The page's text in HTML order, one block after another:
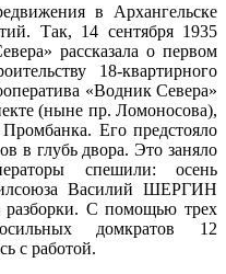
в Архангельске
Так, 14 сентября 1935
рассказала о первом
18-квартирного
«Водник Севера»
(ныне пр. Ломоносова),
Его предстояло
в глубь двора. Это заняло
спешили: осень
Василий ШЕРГИН
разборки. С помощью трех
домкратов 12
с работой.